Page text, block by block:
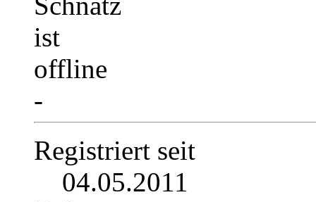
-
Registriert seit
04.05.2011